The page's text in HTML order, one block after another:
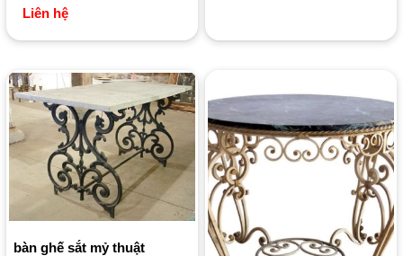
Liên hệ
bàn ghế sắt mỷ thuật